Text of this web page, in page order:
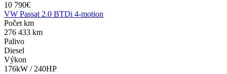
10 790€
VW Passat 2.0 BTDi 4-motion
Počet km
276 433 km
Palivo
Diesel
Výkon
176kW / 240HP